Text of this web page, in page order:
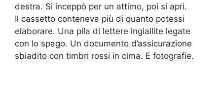
destra. Si inceppò per un attimo, poi si aprì.
Il cassetto conteneva più di quanto potessi
elaborare. Una pila di lettere ingiallite legate
con lo spago. Un documento d’assicurazione
sbiadito con timbri rossi in cima. E fotografie.